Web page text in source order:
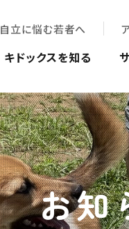
自立に悩む若者へ
キドックスを知る
お知